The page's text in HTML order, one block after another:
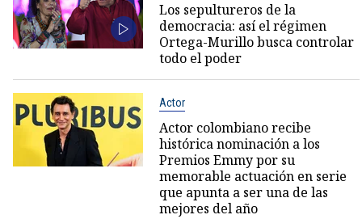
Los sepultureros de la
democracia: así el régimen
Ortega-Murillo busca controlar
todo el poder
Actor
Actor colombiano recibe
histórica nominación a los
Premios Emmy por su
memorable actuación en serie
que apunta a ser una de las
mejores del año